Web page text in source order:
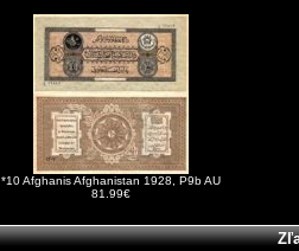
*10 Afghanis Afghanistan 1928, P9b AU
81.99€